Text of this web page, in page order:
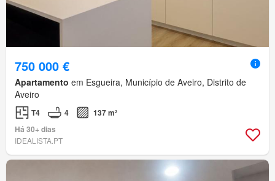
750 000 €
Apartamento em Esgueira, Município de Aveiro, Distrito de
Aveiro
T4 4
137 m²
Há 30+ dias
IDEALISTA.PT